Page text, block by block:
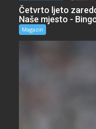
Četvrto ljeto
Naše mjesto -
Magazin